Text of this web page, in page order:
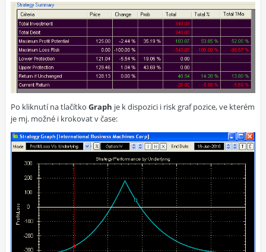
Po kliknutí na tlačítko Graph je k dispozici i risk graf pozice, ve kterém
je mj. možné i krokovat v čase: